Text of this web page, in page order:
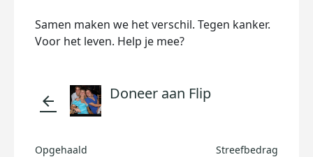
Samen maken we het verschil. Tegen kanker.
Voor het leven. Help je mee?
arrow_back Doneer aan Flip
Opgehaald Streefbedrag